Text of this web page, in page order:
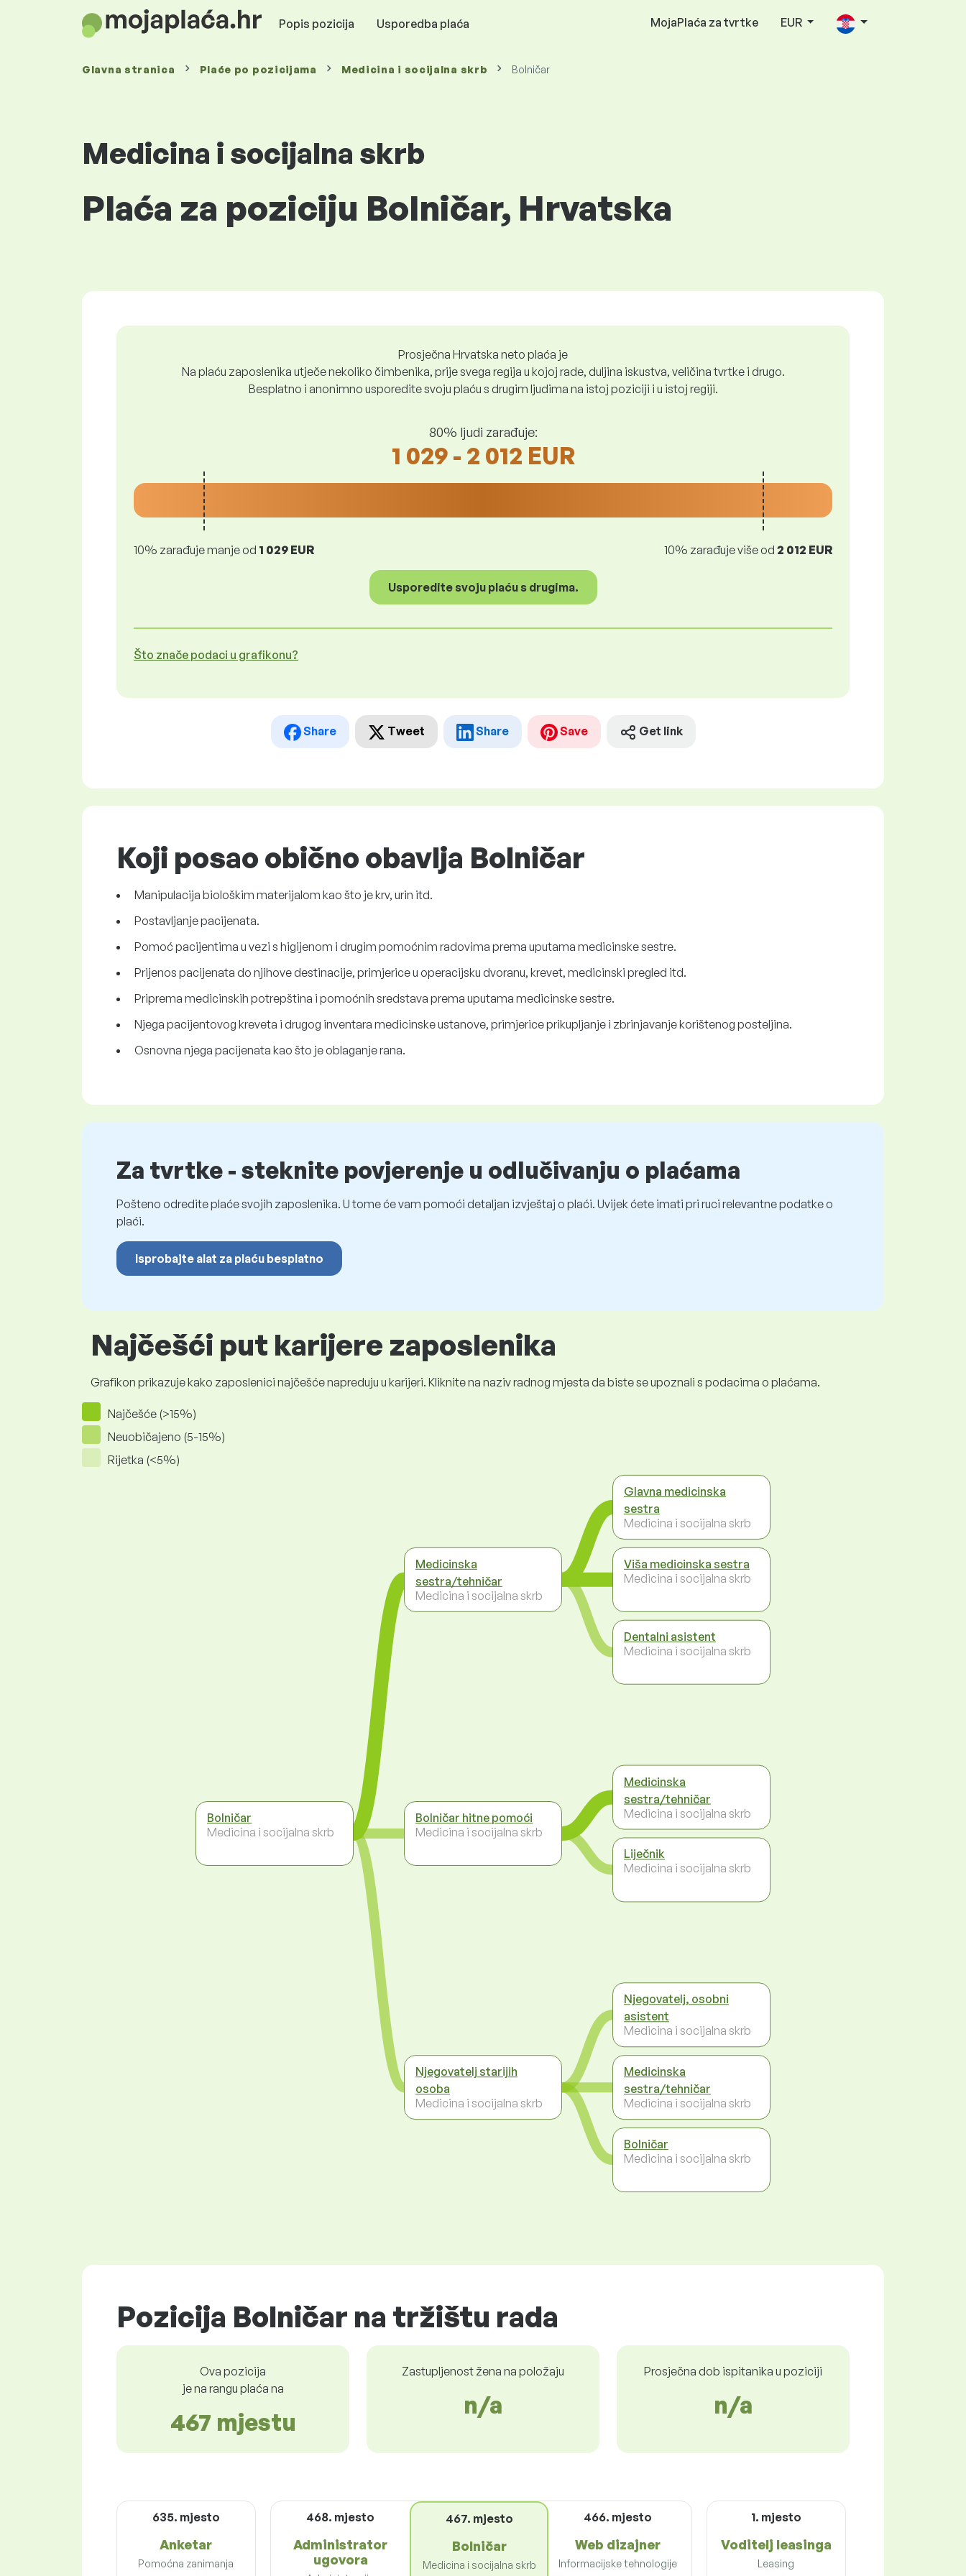
Popis pozicija Usporedba plaća MojaPlaća za tvrtke EUR
Glavna stranica Plaće po pozicijama Medicina i socijalna skrb Bolničar
Medicina i socijalna skrb
Plaća za poziciju Bolničar, Hrvatska
Prosječna Hrvatska neto plaća je
Na plaću zaposlenika utječe nekoliko čimbenika, prije svega regija u kojoj rade, duljina iskustva, veličina tvrtke i drugo.
Besplatno i anonimno usporedite svoju plaću s drugim ljudima na istoj poziciji i u istoj regiji.
80% ljudi zarađuje:
1 029 - 2 012 EUR
10% zarađuje manje od 1 029 EUR 10% zarađuje više od 2 012 EUR
Usporedite svoju plaću s drugima.
Što znače podaci u grafikonu?
Share Tweet Share Save Get link
Koji posao obično obavlja Bolničar
Manipulacija biološkim materijalom kao što je krv, urin itd.
Postavljanje pacijenata.
Pomoć pacijentima u vezi s higijenom i drugim pomoćnim radovima prema uputama medicinske sestre.
Prijenos pacijenata do njihove destinacije, primjerice u operacijsku dvoranu, krevet, medicinski pregled itd.
Priprema medicinskih potrepština i pomoćnih sredstava prema uputama medicinske sestre.
Njega pacijentovog kreveta i drugog inventara medicinske ustanove, primjerice prikupljanje i zbrinjavanje korištenog posteljina.
Osnovna njega pacijenata kao što je oblaganje rana.
Za tvrtke - steknite povjerenje u odlučivanju o plaćama
Pošteno odredite plaće svojih zaposlenika. U tome će vam pomoći detaljan izvještaj o plaći. Uvijek ćete imati pri ruci relevantne podatke o
plaći.
Isprobajte alat za plaću besplatno
Najčešći put karijere zaposlenika
Grafikon prikazuje kako zaposlenici najčešće napreduju u karijeri. Kliknite na naziv radnog mjesta da biste se upoznali s podacima o plaćama.
Najčešće (>15%)
Neuobičajeno (5-15%)
Rijetka (<5%)
Bolničar
Medicina i socijalna skrb
Medicinska
sestra/tehničar
Medicina i socijalna skrb
Bolničar hitne pomoći
Medicina i socijalna skrb
Njegovatelj starijih
osoba
Medicina i socijalna skrb
Glavna medicinska
sestra
Medicina i socijalna skrb
Viša medicinska sestra
Medicina i socijalna skrb
Dentalni asistent
Medicina i socijalna skrb
Medicinska
sestra/tehničar
Medicina i socijalna skrb
Liječnik
Medicina i socijalna skrb
Njegovatelj, osobni
asistent
Medicina i socijalna skrb
Medicinska
sestra/tehničar
Medicina i socijalna skrb
Bolničar
Medicina i socijalna skrb
Pozicija Bolničar na tržištu rada
Ova pozicija
je na rangu plaća na
467 mjestu
Zastupljenost žena na položaju
n/a
Prosječna dob ispitanika u poziciji
n/a
635. mjesto
Anketar
Pomoćna zanimanja
468. mjesto
Administrator
ugovora
467. mjesto
Bolničar
Medicina i socijalna skrb
466. mjesto
Web dizajner
Informacijske tehnologije
1. mjesto
Voditelj leasinga
Leasing